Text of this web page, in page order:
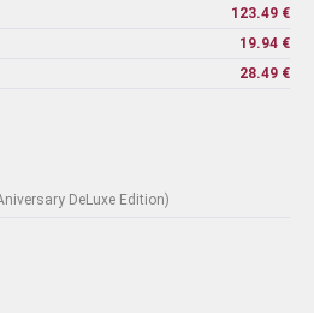
123.49 €
19.94 €
28.49 €
DeLuxe Edition)